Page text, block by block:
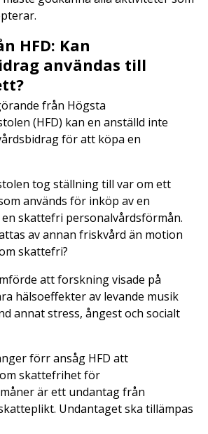
HFD: Kan
användas till
från Högsta
(HFD) kan en anställd inte
för att köpa en
tog ställning till var om ett
används för inköp av en
skattefri personalvårdsförmån.
av annan friskvård än motion
skattefri?
att forskning visade på
hälsoeffekter av levande musik
annat stress, ångest och socialt
förr ansåg HFD att
skattefrihet för
är ett undantag från
Undantaget ska tillämpas